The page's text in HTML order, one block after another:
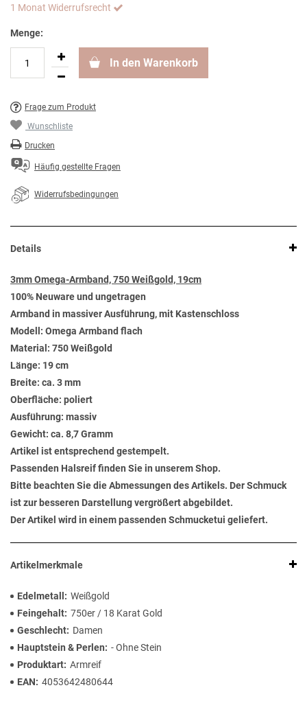
1 Monat Widerrufsrecht
Menge:
In den Warenkorb
Frage zum Produkt
Wunschliste
Drucken
Häufig gestellte Fragen
Widerrufsbedingungen
Details
3mm Omega-Armband, 750 Weißgold, 19cm
100% Neuware und ungetragen
Armband in massiver Ausführung, mit Kastenschloss
Modell: Omega Armband flach
Material: 750 Weißgold
Länge: 19 cm
Breite: ca. 3 mm
Oberfläche: poliert
Ausführung: massiv
Gewicht: ca. 8,7 Gramm
Artikel ist entsprechend gestempelt.
Passenden Halsreif finden Sie in unserem Shop.
Bitte beachten Sie die Abmessungen des Artikels. Der Schmuck
ist zur besseren Darstellung vergrößert abgebildet.
Der Artikel wird in einem passenden Schmucketui geliefert.
Artikelmerkmale
Edelmetall
Weißgold
Feingehalt 750er / 18 Karat Gold
Geschlecht
Damen
Hauptstein & Perlen
- Ohne Stein
Produktart Armreif
EAN
4053642480644